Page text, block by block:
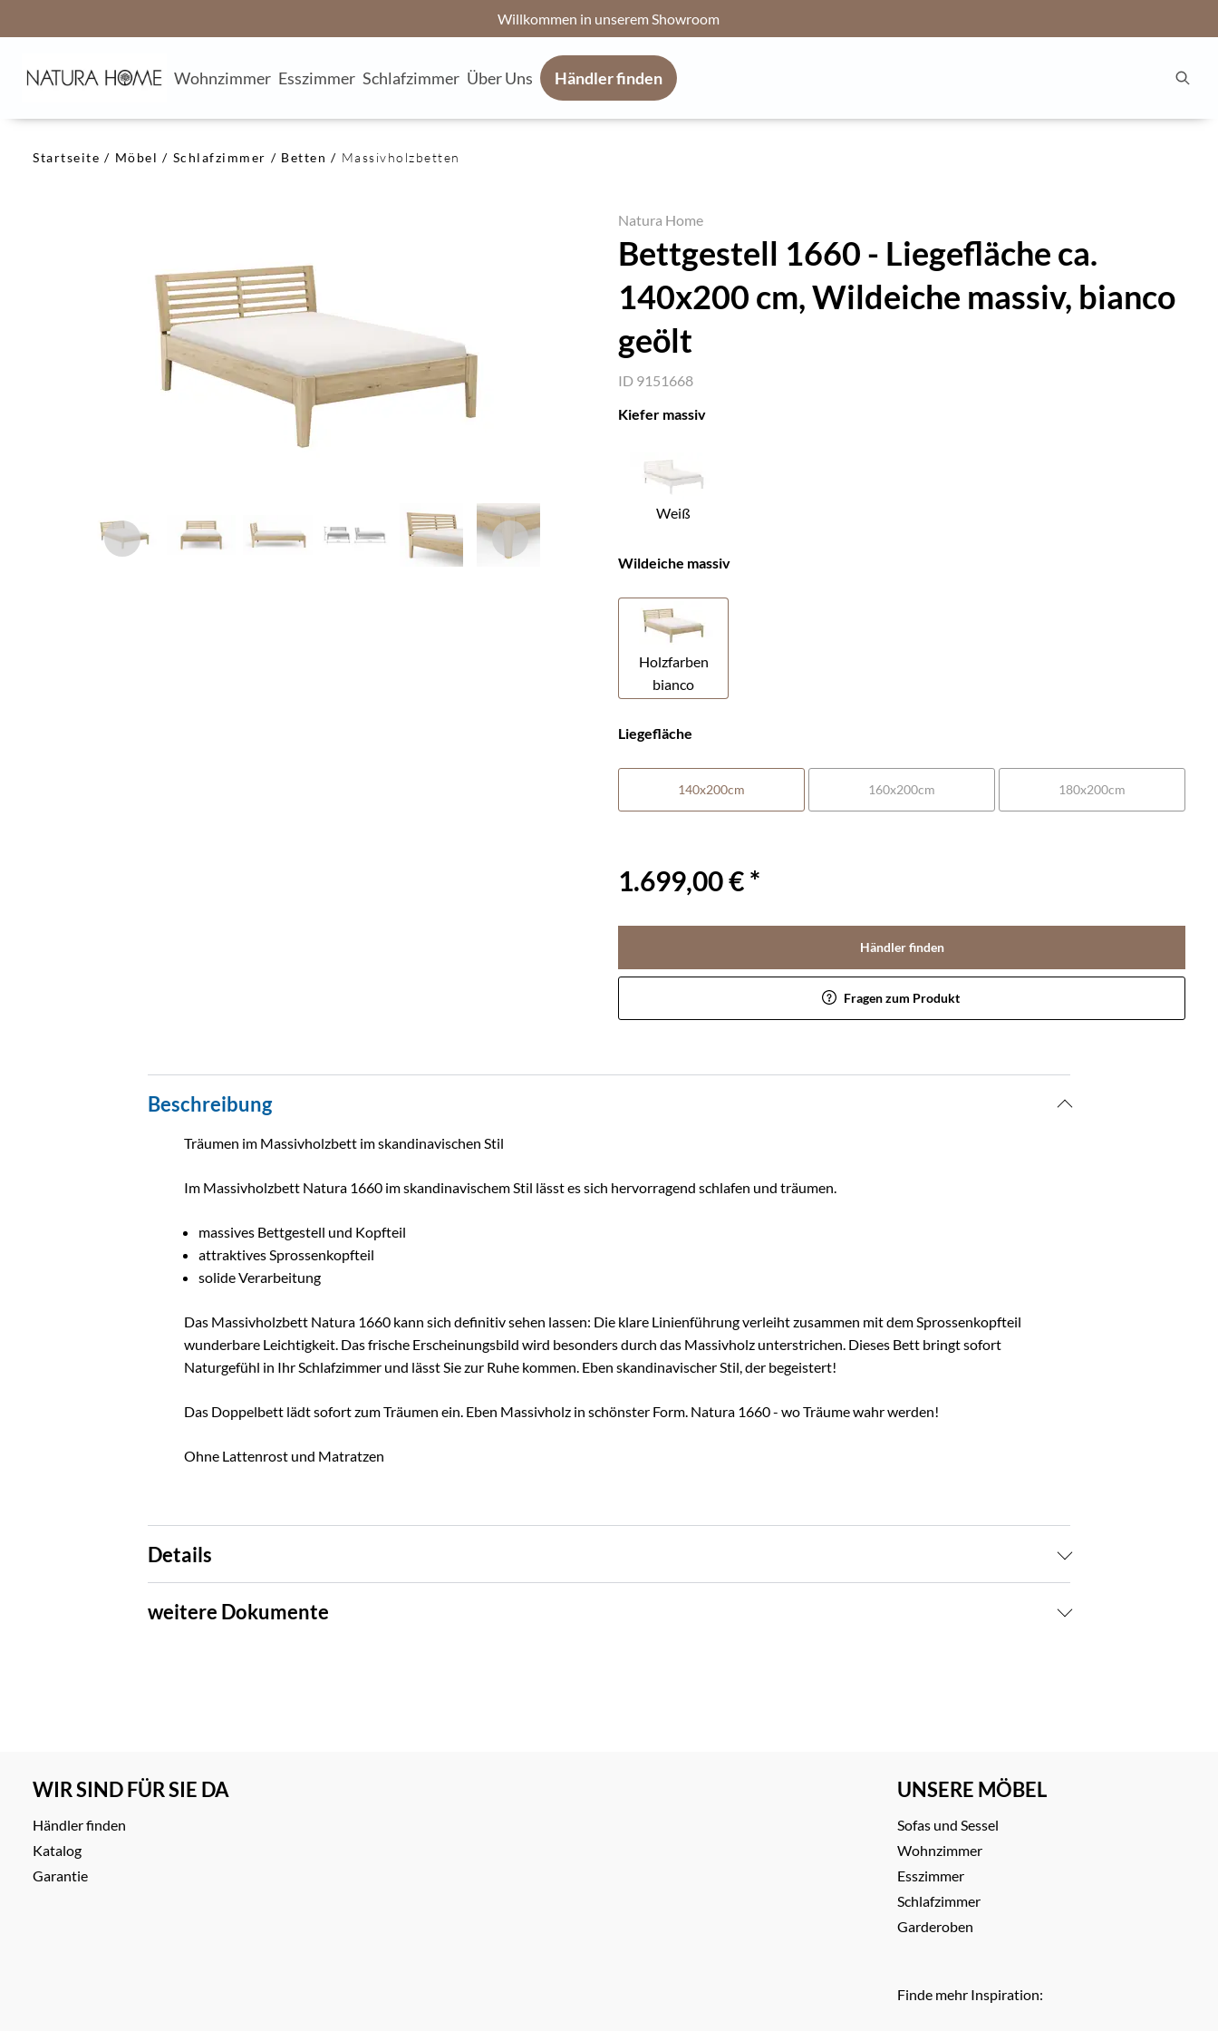
Willkommen in unserem Showroom
Wohnzimmer Esszimmer Schlafzimmer Über Uns Händler finden
Startseite Möbel Schlafzimmer Betten Massivholzbetten
Natura Home
Bettgestell 1660 - Liegefläche ca.
140x200 cm, Wildeiche massiv, bianco
geölt
ID 9151668
Kiefer massiv
Weiß
Wildeiche massiv
Holzfarben
bianco
Liegefläche
140x200cm 160x200cm 180x200cm
1.699,00 € *
Händler finden
Fragen zum Produkt
Beschreibung
Träumen im Massivholzbett im skandinavischen Stil
Im Massivholzbett Natura 1660 im skandinavischem Stil lässt es sich hervorragend schlafen und träumen.
massives Bettgestell und Kopfteil
attraktives Sprossenkopfteil
solide Verarbeitung
Das Massivholzbett Natura 1660 kann sich definitiv sehen lassen: Die klare Linienführung verleiht zusammen mit dem Sprossenkopfteil
wunderbare Leichtigkeit. Das frische Erscheinungsbild wird besonders durch das Massivholz unterstrichen. Dieses Bett bringt sofort
Naturgefühl in Ihr Schlafzimmer und lässt Sie zur Ruhe kommen. Eben skandinavischer Stil, der begeistert!
Das Doppelbett lädt sofort zum Träumen ein. Eben Massivholz in schönster Form. Natura 1660 - wo Träume wahr werden!
Ohne Lattenrost und Matratzen
Details
weitere Dokumente
WIR SIND FÜR SIE DA
Händler finden
Katalog
Garantie
UNSERE MÖBEL
Sofas und Sessel
Wohnzimmer
Esszimmer
Schlafzimmer
Garderoben
Finde mehr Inspiration: